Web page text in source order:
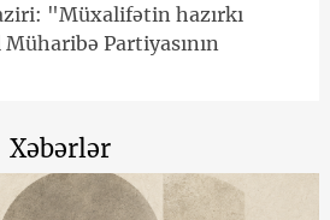
"Müxalifətin hazırkı
Partiyasının
Xəbərlər